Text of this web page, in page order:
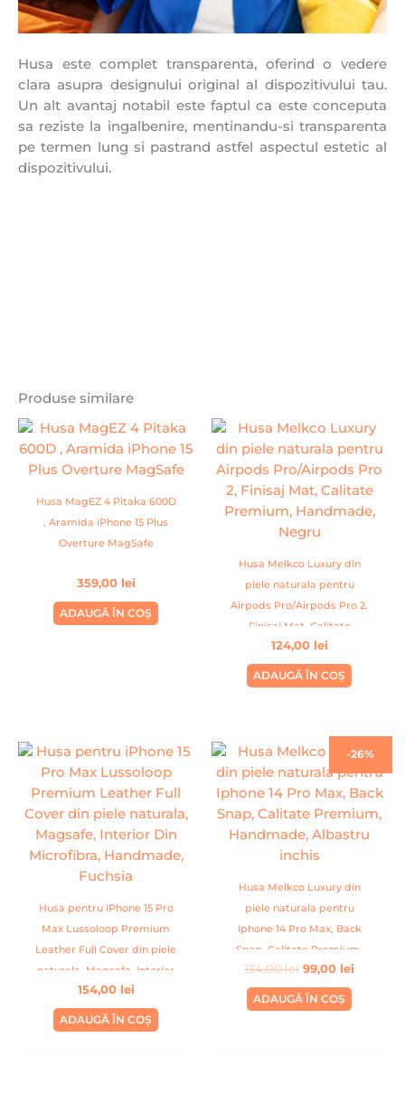
Husa este complet transparenta, oferind o vedere
clara asupra designului original al dispozitivului tau.
Un alt avantaj notabil este faptul ca este conceputa
sa reziste la ingalbenire, mentinandu-si transparenta
pe termen lung si pastrand astfel aspectul estetic al
dispozitivului.
Produse similare
Husa MagEZ 4 Pitaka 600D
, Aramida iPhone 15 Plus
Overture MagSafe
359,00 lei
ADAUGĂ ÎN COȘ
Husa Melkco Luxury din
piele naturala pentru
Airpods Pro/Airpods Pro 2,
Finisaj Mat, Calitate
Premium, Handmade,
Negru
124,00 lei
ADAUGĂ ÎN COȘ
Husa pentru iPhone 15 Pro
Max Lussoloop Premium
Leather Full Cover din piele
naturala, Magsafe, Interior
Din Microfibra, Handmade,
Fuchsia
154,00 lei
ADAUGĂ ÎN COȘ
-26%
Husa Melkco Luxury din
piele naturala pentru
Iphone 14 Pro Max, Back
Snap, Calitate Premium,
Handmade, Albastru inchis
134,00lei
Prețul
inițial
a
fost:
134,00 lei.
99,00 lei
Prețul
este:
99,00
ADAUGĂ ÎN COȘ